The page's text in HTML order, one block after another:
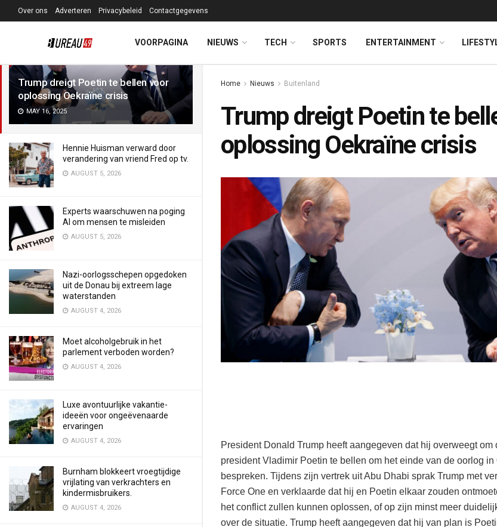
LATEST TRENDING Filter
Trump dreigt Poetin te bellen voor
oplossing Oekraïne crisis
MAY 16, 2025
Hennie Huisman verward door
verandering van vriend Fred op tv.
AUGUST 5, 2026
Experts waarschuwen na poging
AI om mensen te misleiden
AUGUST 5, 2026
Nazi-oorlogsschepen opgedoken
uit de Donau bij extreem lage
waterstanden
AUGUST 4, 2026
Moet alcoholgebruik in het
parlement verboden worden?
AUGUST 4, 2026
Luxe avontuurlijke vakantie-
ideeën voor ongeëvenaarde
ervaringen
AUGUST 4, 2026
Burnham blokkeert vroegtijdige
vrijlating van verkrachters en
kindermisbruikers.
AUGUST 4, 2026
Over ons Adverteren Privacybeleid Contactgegevens
VOORPAGINA NIEUWS TECH SPORTS ENTERTAINMENT
Home Nieuws Buitenland
Trump dreigt Poetin te
oplossing Oekraïne crisis
President Donald Trump heeft aangegeven dat hij overweegt om
president Vladimir Poetin te bellen om het einde van de oorlog in
bespreken. Tijdens zijn vertrek uit Abu Dhabi sprak Trump met
Force One en verklaarde dat hij en Poetin elkaar zouden
het conflict zullen kunnen oplossen, of op zijn minst meer
over de situatie. Trump heeft aangegeven dat hij van plan is